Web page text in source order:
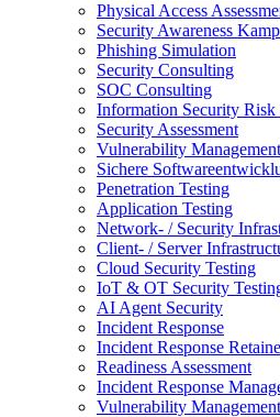
Physical Access
Security Awareness
Phishing Simulation
Security Consulting
SOC Consulting
Information Security Risk
Security Assessment
Vulnerability
Sichere
Penetration Testing
Application Testing
Network- / Security
Client- / Server
Cloud Security Testing
IoT & OT Security
AI Agent Security
Incident Response
Incident Response
Readiness Assessment
Incident Response
Vulnerability Management